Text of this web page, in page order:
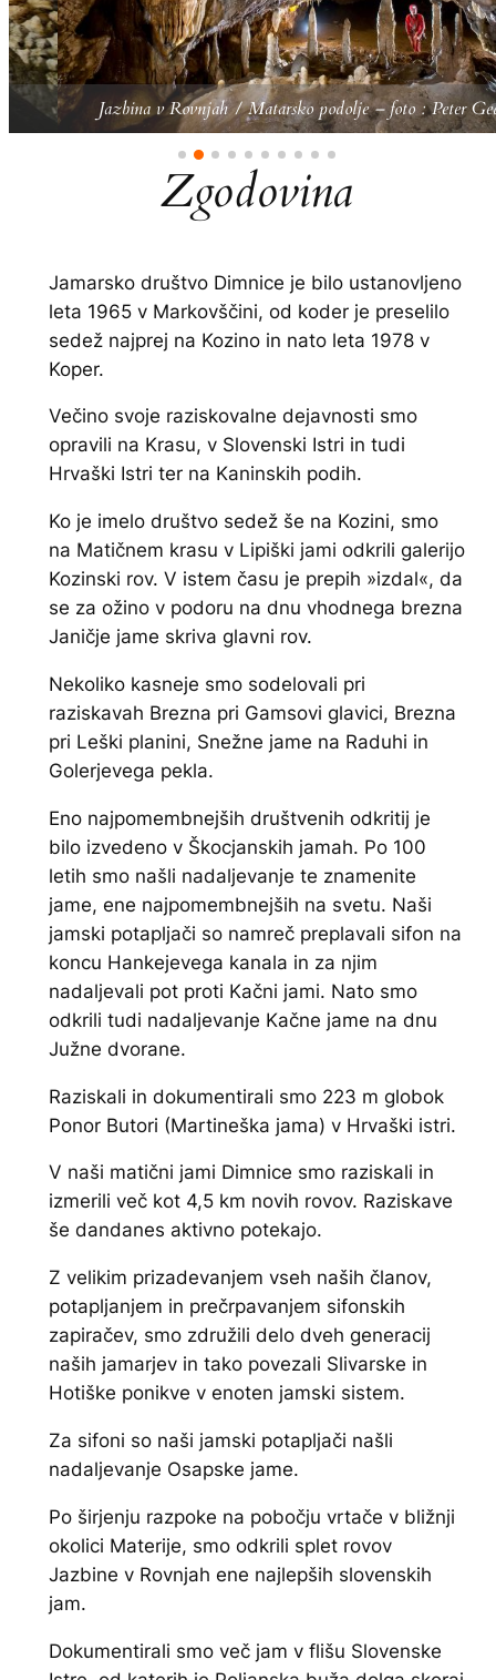
Jazbina v Rovnjah / Matarsko podolje – foto : Peter
Zgodovina
Jamarsko društvo Dimnice je bilo ustanovljeno
leta 1965 v Markovščini, od koder je preselilo
sedež najprej na Kozino in nato leta 1978 v
Koper.
Večino svoje raziskovalne dejavnosti smo
opravili na Krasu, v Slovenski Istri in tudi
Hrvaški Istri ter na Kaninskih podih.
Ko je imelo društvo sedež še na Kozini, smo
na Matičnem krasu v Lipiški jami odkrili galerijo
Kozinski rov. V istem času je prepih »izdal«, da
se za ožino v podoru na dnu vhodnega brezna
Janičje jame skriva glavni rov.
Nekoliko kasneje smo sodelovali pri
raziskavah Brezna pri Gamsovi glavici, Brezna
pri Leški planini, Snežne jame na Raduhi in
Golerjevega pekla.
Eno najpomembnejših društvenih odkritij je
bilo izvedeno v Škocjanskih jamah. Po 100
letih smo našli nadaljevanje te znamenite
jame, ene najpomembnejših na svetu. Naši
jamski potapljači so namreč preplavali sifon na
koncu Hankejevega kanala in za njim
nadaljevali pot proti Kačni jami. Nato smo
odkrili tudi nadaljevanje Kačne jame na dnu
Južne dvorane.
Raziskali in dokumentirali smo 223 m globok
Ponor Butori (Martineška jama) v Hrvaški istri.
V naši matični jami Dimnice smo raziskali in
izmerili več kot 4,5 km novih rovov. Raziskave
še dandanes aktivno potekajo.
Z velikim prizadevanjem vseh naših članov,
potapljanjem in prečrpavanjem sifonskih
zapiračev, smo združili delo dveh generacij
naših jamarjev in tako povezali Slivarske in
Hotiške ponikve v enoten jamski sistem.
Za sifoni so naši jamski potapljači našli
nadaljevanje Osapske jame.
Po širjenju razpoke na pobočju vrtače v bližnji
okolici Materije, smo odkrili splet rovov
Jazbine v Rovnjah ene najlepših slovenskih
jam.
Dokumentirali smo več jam v flišu Slovenske